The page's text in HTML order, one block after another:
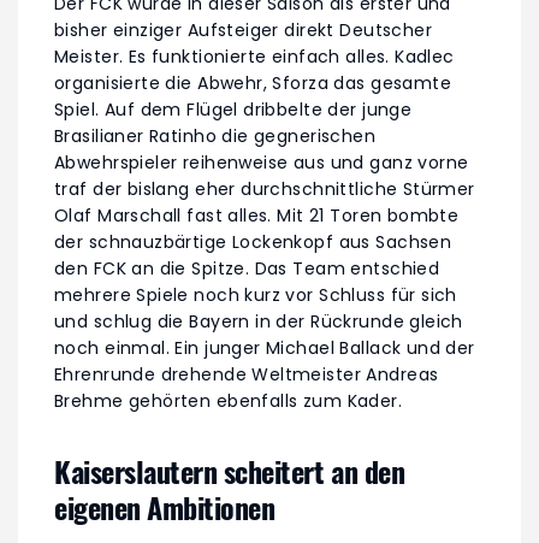
bisher einziger Aufsteiger direkt Deutscher
Meister. Es funktionierte einfach alles. Kadlec
organisierte die Abwehr, Sforza das gesamte
Spiel. Auf dem Flügel dribbelte der junge
Brasilianer Ratinho die gegnerischen
Abwehrspieler reihenweise aus und ganz vorne
traf der bislang eher durchschnittliche Stürmer
Olaf Marschall fast alles. Mit 21 Toren bombte
der schnauzbärtige Lockenkopf aus Sachsen
den FCK an die Spitze. Das Team entschied
mehrere Spiele noch kurz vor Schluss für sich
und schlug die Bayern in der Rückrunde gleich
noch einmal. Ein junger Michael Ballack und der
Ehrenrunde drehende Weltmeister Andreas
Brehme gehörten ebenfalls zum Kader.
Kaiserslautern scheitert an den
eigenen Ambitionen